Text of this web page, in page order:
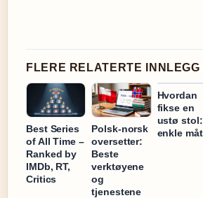
FLERE RELATERTE INNLEGG
Best Series
of All Time –
Ranked by
IMDb, RT,
Critics
Polsk-norsk
oversetter:
Beste
verktøyene
og
tjenestene
Hvordan
fikse en
ustø
enkle